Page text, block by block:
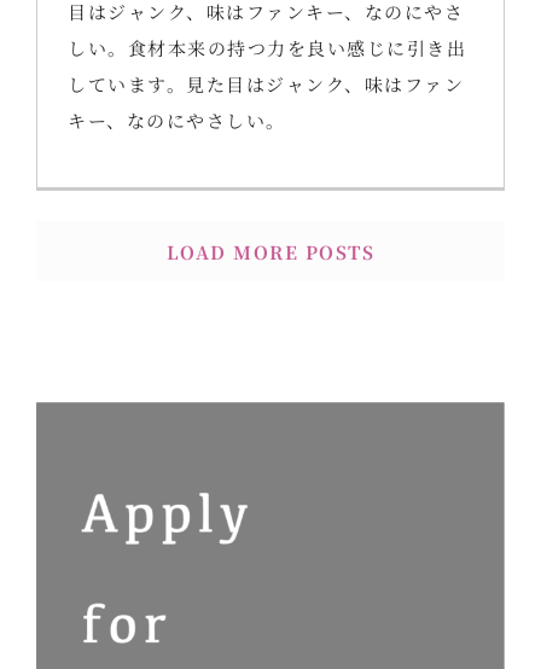
目はジャンク、味はファンキー、なのにやさ
しい。食材本来の持つ力を良い感じに引き出
しています。見た目はジャンク、味はファン
キー、なのにやさしい。
LOAD MORE POSTS